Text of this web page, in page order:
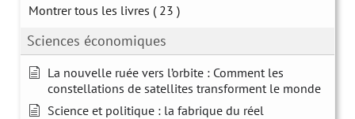
Montrer tous les livres ( 23 )
Sciences économiques
La nouvelle ruée vers l’orbite : Comment les
constellations de satellites transforment le monde
Science et politique : la fabrique du réel